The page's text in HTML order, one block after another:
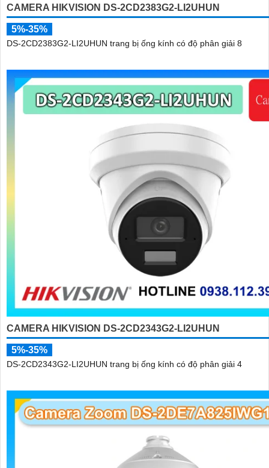
CAMERA HIKVISION DS-2CD2383G2-LI2UHUN
5%-35%
DS-2CD2383G2-LI2UHUN trang bị ống kính có độ phân giải 8
CAMERA HIKVISION DS-2CD2343G2-LI2UHUN
5%-35%
DS-2CD2343G2-LI2UHUN trang bị ống kính có độ phân giải 4